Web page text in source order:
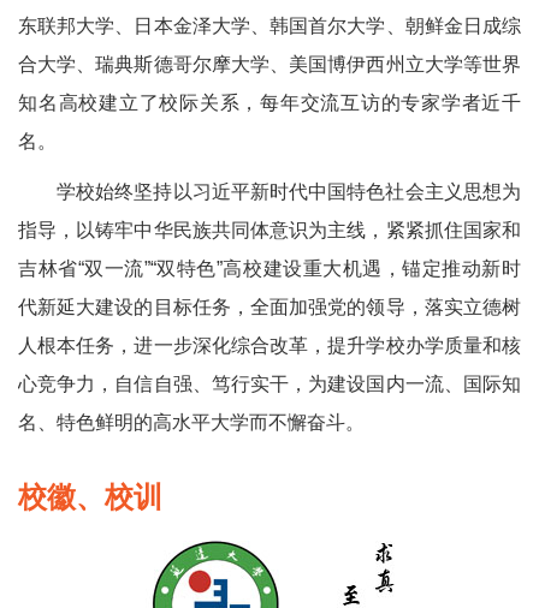
东联邦大学、日本金泽大学、韩国首尔大学、朝鲜金日成综
合大学、瑞典斯德哥尔摩大学、美国博伊西州立大学等世界
知名高校建立了校际关系，每年交流互访的专家学者近千
名。
学校始终坚持以习近平新时代中国特色社会主义思想为
指导，以铸牢中华民族共同体意识为主线，紧紧抓住国家和
吉林省“双一流”“双特色”高校建设重大机遇，锚定推动新时
代新延大建设的目标任务，全面加强党的领导，落实立德树
人根本任务，进一步深化综合改革，提升学校办学质量和核
心竞争力，自信自强、笃行实干，为建设国内一流、国际知
名、特色鲜明的高水平大学而不懈奋斗。
校徽、校训